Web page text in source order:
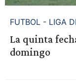
FUTBOL - LIGA
La quinta
domingo